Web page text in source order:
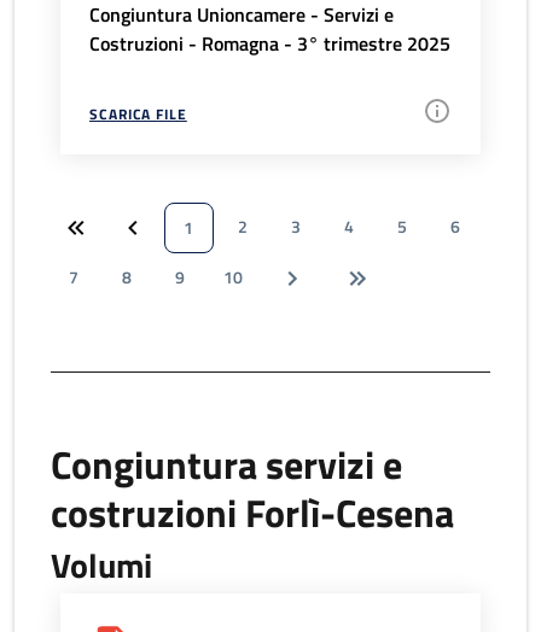
Congiuntura Unioncamere - Servizi e
Costruzioni - Romagna - 3° trimestre 2025
SCARICA FILE
1 2 3 4 5
6
7
8 9 10
Congiuntura servizi e
costruzioni Forlì-Cesena
Volumi